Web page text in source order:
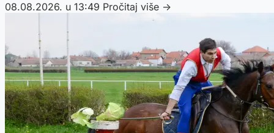
08.08.2026. u 13:49 Pročitaj više →